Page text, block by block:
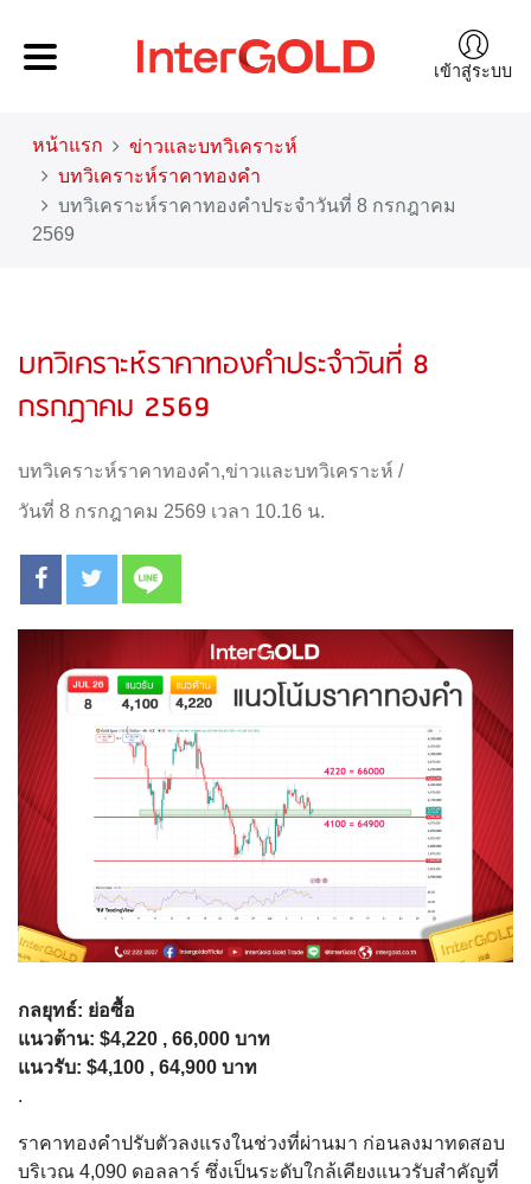
เข้าสู่ระบบ
หน้าแรก
ข่าวและบทวิเคราะห์
บทวิเคราะห์ราคาทองคำ
บทวิเคราะห์ราคาทองคำประจำวันที่ 8 กรกฎาคม
2569
บทวิเคราะห์ราคาทองคำประจำวันที่ 8
กรกฎาคม 2569
บทวิเคราะห์ราคาทองคำ,ข่าวและบทวิเคราะห์ /
วันที่ 8 กรกฎาคม 2569 เวลา 10.16 น.
กลยุทธ์: ย่อซื้อ
แนวต้าน: $4,220 , 66,000 บาท
แนวรับ: $4,100 , 64,900 บาท
.
ราคาทองคำปรับตัวลงแรงในช่วงที่ผ่านมา ก่อนลงมาทดสอบ
บริเวณ 4,090 ดอลลาร์ ซึ่งเป็นระดับใกล้เคียงแนวรับสำคัญที่